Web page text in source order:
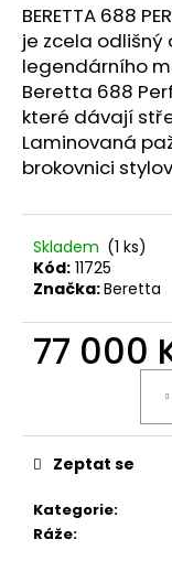
BERETTA 688
je zcela
legendárního
Beretta 688
které dávají
Laminovaná
brokovnici
Skladem (1 ks)
Kód: 11725
Značka:Beretta
77 000
Kategorie:
Ráže:
Zeptat se
D
o
p
o
r
u
e
m
e
PLOCHÝ
ŠROUBOVÁK
Kč